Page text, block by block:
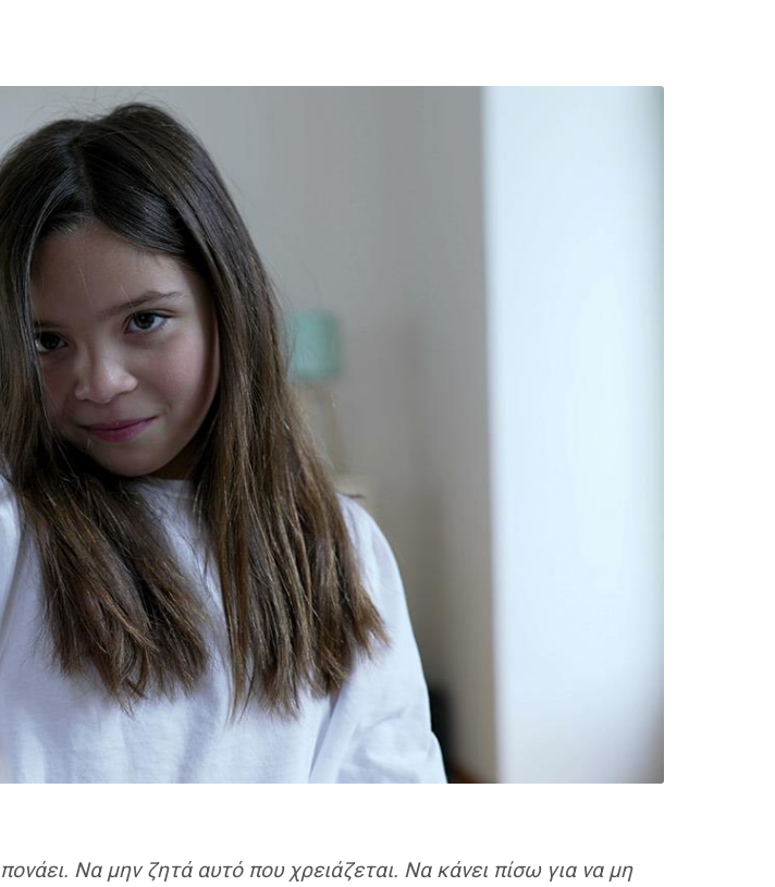
Να μην ζητά αυτό που χρειάζεται. Να κάνει πίσω για να μη